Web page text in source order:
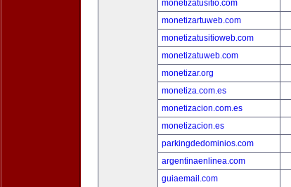
monetizatusitio.com
monetizartuweb.com
monetizatusitioweb.com
monetizatuweb.com
monetizar.org
monetiza.com.es
monetizacion.com.es
monetizacion.es
parkingdedominios.com
argentinaenlinea.com
guiaemail.com